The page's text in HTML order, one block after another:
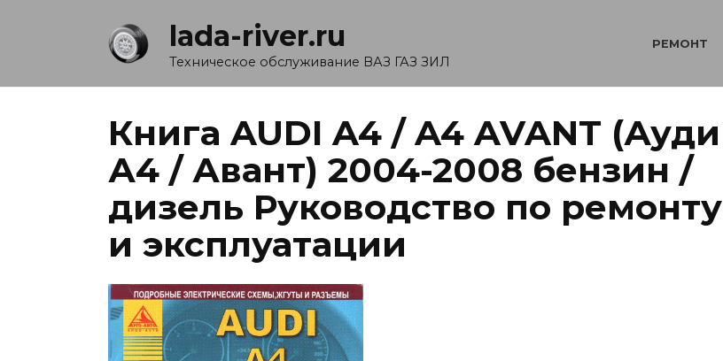
lada-river.ru
Техническое обслуживание ВАЗ ГАЗ ЗИЛ
РЕМОНТ
Книга AUDI A4 / A4 AVANT (Ауди
А4 / Авант) 2004-2008 бензин /
дизель Руководство по ремонту
и эксплуатации